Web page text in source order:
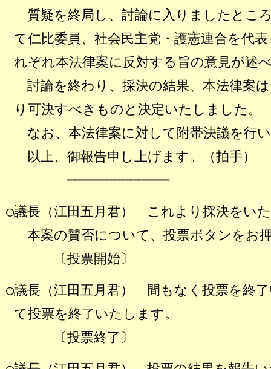
質疑を終局し、討論に入りましたとこ
て仁比委員、社会民主党・護憲連合を代
れぞれ本法律案に反対する旨の意見が述
討論を終わり、採決の結果、本法律案
り可決すべきものと決定いたしました。
なお、本法律案に対して附帯決議を行
以上、御報告申し上げます。（拍手）
─────────────
○議長（江田五月君） これより採決をい
本案の賛否について、投票ボタンをお
〔投票開始〕
○議長（江田五月君） 間もなく投票を終
て投票を終了いたします。
〔投票終了〕